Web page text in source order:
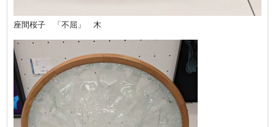
座間桜子 「不屈」 木